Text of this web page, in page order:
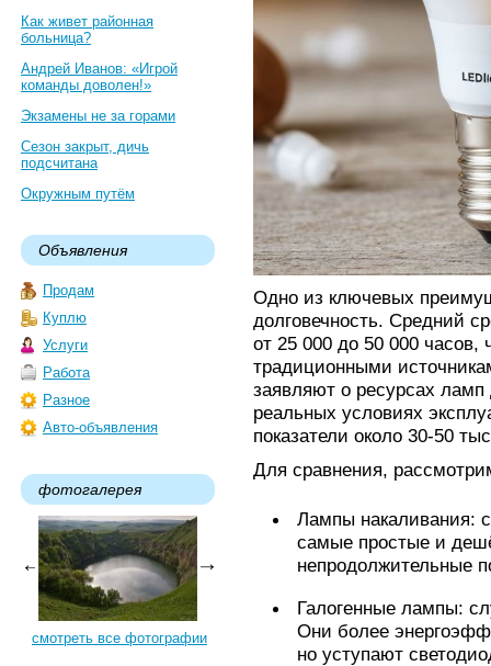
Как живет районная
больница?
Андрей Иванов: «Игрой
команды доволен!»
Экзамены не за горами
Сезон закрыт, дичь
подсчитана
Окружным путём
Объявления
Продам
Куплю
Услуги
Работа
Разное
Авто-объявления
фотогалерея
смотреть все фотографии
Одно из ключевых
долговечность. Средний
от 25 000 до 50 000
традиционными
заявляют о ресурсах ламп
реальных условиях
показатели около 30-50
Для сравнения,
Лампы накаливания:
самые простые и
непродолжительные
Галогенные лампы:
Они более
но уступают